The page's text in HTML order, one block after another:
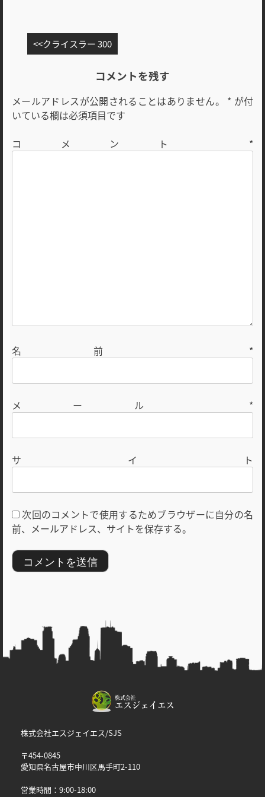
稿
ゲ
ー
ョ
クライスラー 300
コメントを残す
メールアドレスが公開されることはありません。 * が付
いている欄は必須項目です
コメント *
名前 *
メール *
サイト
次回のコメントで使用するためブラウザーに自分の名
前、メールアドレス、サイトを保存する。
株式会社エスジェイエス/SJS
〒454-0845
愛知県名古屋市中川区馬手町2-110
営業時間：9:00-18:00